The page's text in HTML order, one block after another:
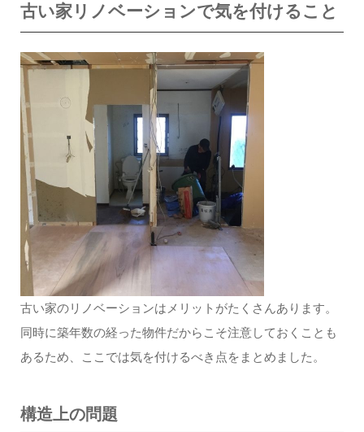
古い家リノベーションで気を付けること
古い家のリノベーションはメリットがたくさんあります。
同時に築年数の経った物件だからこそ注意しておくことも
あるため、ここでは気を付けるべき点をまとめました。
構造上の問題